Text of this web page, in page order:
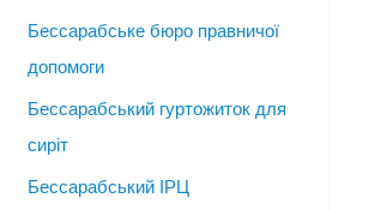
Бессарабське бюро правничої
допомоги
Бессарабський гуртожиток для
сиріт
Бессарабський ІРЦ